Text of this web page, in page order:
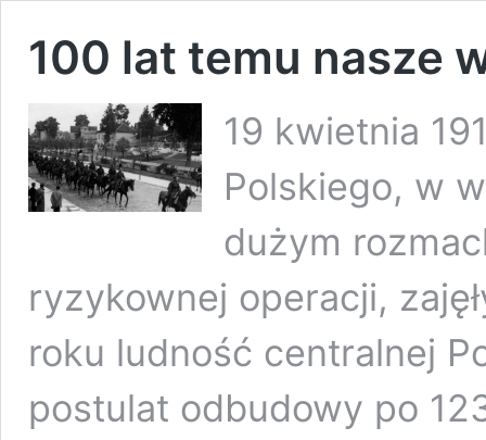
100 lat temu nasze
19 kwietnia
Polskiego, w
dużym
ryzykownej operacji,
roku ludność centralnej
postulat odbudowy po